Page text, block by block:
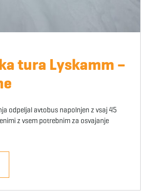
tura Lyskamm –
odpeljal avtobus napolnjen z vsaj 45
z vsem potrebnim za osvajanje